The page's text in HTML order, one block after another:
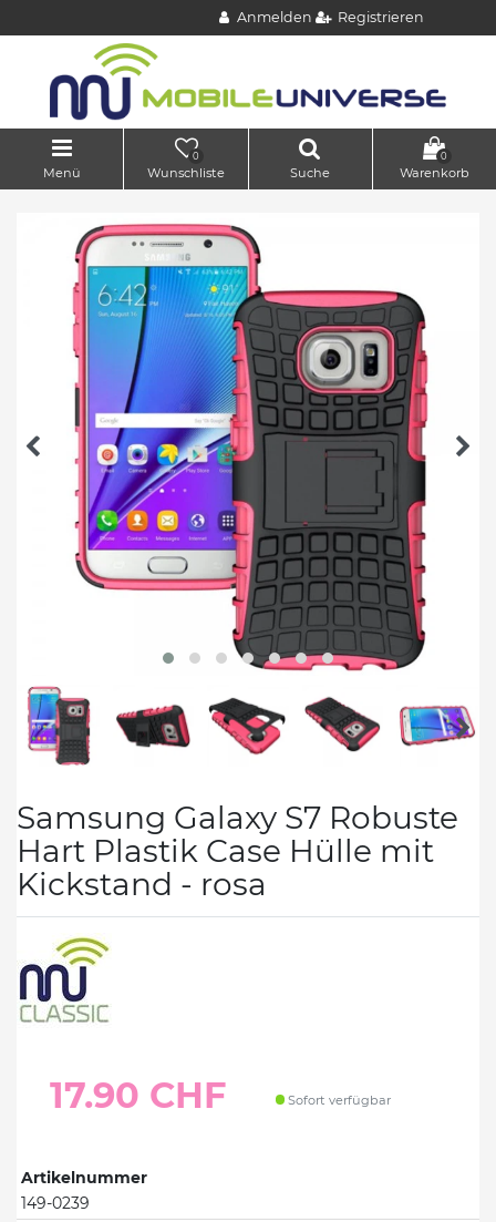
Anmelden Registrieren
Menü
0
Wunschliste Suche
0
Warenkorb
Samsung Galaxy S7 Robuste
Hart Plastik Case Hülle mit
Kickstand - rosa
17.90 CHF Sofort verfügbar
Artikelnummer
149-0239